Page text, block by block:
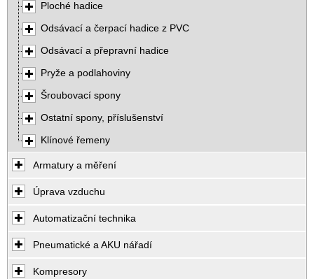
Ploché hadice
Odsávací a čerpací hadice z PVC
Odsávací a přepravní hadice
Pryže a podlahoviny
Šroubovací spony
Ostatní spony, příslušenství
Klínové řemeny
Armatury a měření
Úprava vzduchu
Automatizační technika
Pneumatické a AKU nářadí
Kompresory